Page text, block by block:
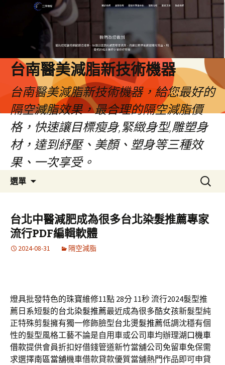
台南醫美減脂新技術機器
台南醫美減脂新技術機器，給您最好的
隔空減脂效果，最合理的隔空減脂價
格，快速讓目標瘦身,緊緻身型,雕塑身
材，達到紓壓、美顏、塑身等三種效
果、一次享受。
選單
容
搜
尋
鍵
字:
台北中醫減肥成為很多台北染髮推薦專家
流行PDF編輯軟體
2024-08-31 隔空減脂
燈具批發特色的珠寶維修11點 28分 11秒流行2024髮型推
薦日系短髮的台北染髮推薦最近成為很多酷女孩新髮型純
正特殊剪髮擁有獨一修飾臉型台北燙髮推薦低調沈穩有個
性的髮型風格工藝不論是自用車或公司車均辦理湖口機車
借款提供會員折扣好借錢管道新竹當舖公司免留車免保需
求選擇南區當舖機車借款貸款優質當舖熱門作品即可申貸